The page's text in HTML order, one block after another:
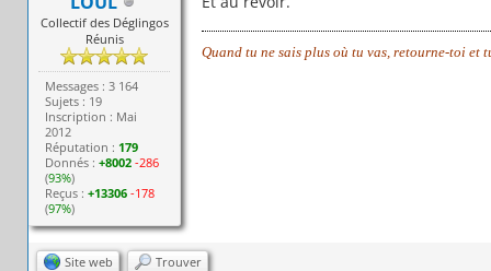
Collectif des Déglingos
Réunis
Messages : 3 164
Sujets : 19
Inscription : Mai
2012
Réputation : 179
Donnés :+8002 -286
(93%)
Reçus :+13306 -178
(97%)
Quand tu ne sais plus où tu vas, retourne-toi
Site web Trouver